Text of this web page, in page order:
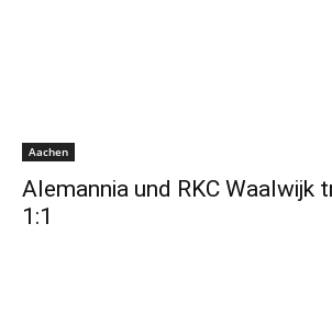
Aachen
Alemannia und RKC Waalwijk
1:1